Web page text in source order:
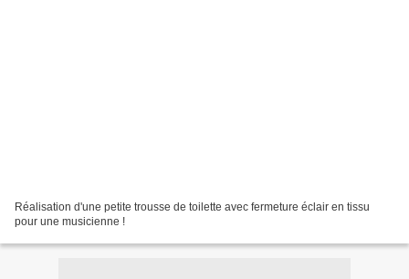
Réalisation d'une petite trousse de toilette avec fermeture éclair en tissu
pour une musicienne !